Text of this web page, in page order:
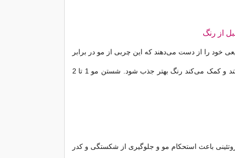
از رنگ
خود را از دست می‌دهند که این چربی از مو در برابر
آسیب‌های شیمیایی محافظت می‌کند و کمک می‌کند رنگ بهتر جذب شود. شستن مو 1 تا 2
باعث استحکام مو و جلوگیری از شکستگی و کدر